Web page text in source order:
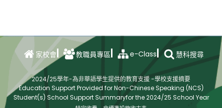
家校會 教職員專區 e-Class 慧科搜尋
2024/25學年-為非華語學生提供的教育支援 -學校支援摘要
Education Support Provided for Non-Chinese Speaking (NCS)
Student(s) School Support Summaryfor the 2024/25 School Year